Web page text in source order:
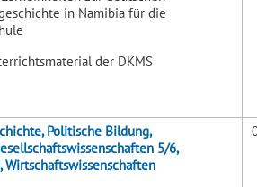
in Namibia für die
der DKMS
Politische Bildung,
5/6,
Wirtschaftswissenschaften